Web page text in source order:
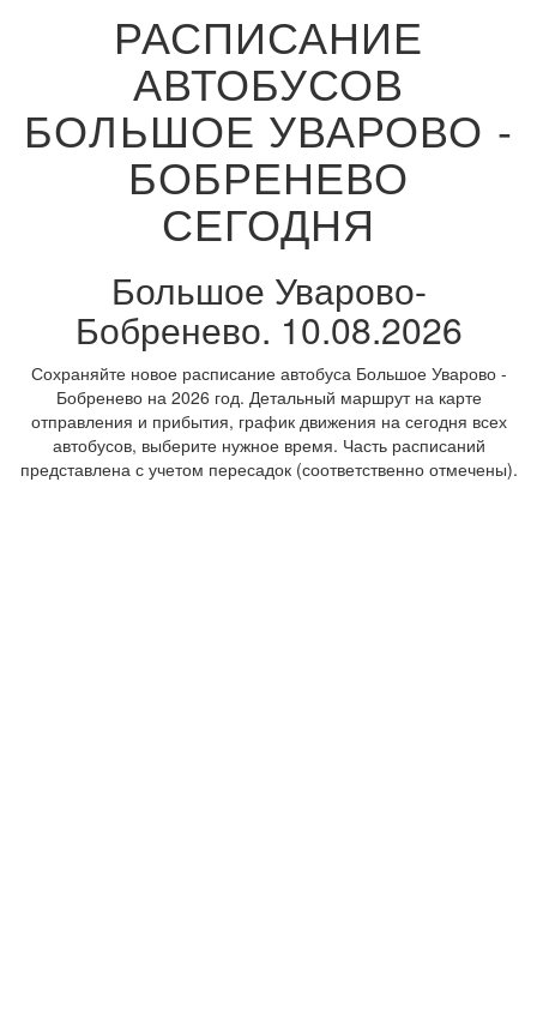
РАСПИСАНИЕ
АВТОБУСОВ
БОЛЬШОЕ УВАРОВО -
БОБРЕНЕВО
СЕГОДНЯ
Большое Уварово-
Бобренево. 10.08.2026
Сохраняйте новое расписание автобуса Большое Уварово -
Бобренево на 2026 год. Детальный маршрут на карте
отправления и прибытия, график движения на сегодня всех
автобусов, выберите нужное время. Часть расписаний
представлена с учетом пересадок (соответственно отмечены).